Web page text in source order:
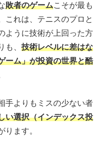
敗者のゲームこそが最も
これは、テニスのプロと
ように技術が上回った方
も、 技術レベルに差はな
ーム」が投資の世界と酷
手よりもミスの少ない者
い選択（インデックス投
ります。